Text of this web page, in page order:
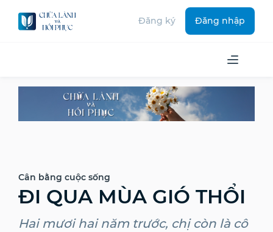
Đăng ký Đăng nhập
Cân bằng cuộc sống
ĐI QUA MÙA GIÓ THỔI
Hai mươi hai năm trước, chị còn là cô